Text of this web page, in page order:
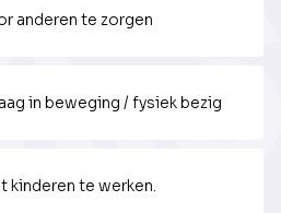
anderen te zorgen
in beweging / fysiek bezig
kinderen te werken.